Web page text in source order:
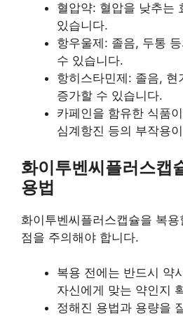
혈압약: 혈압을 낮추는
있습니다.
항우울제: 졸음, 두통
수 있습니다.
항히스타민제: 졸음, 현
증가할 수 있습니다.
카페인을 함유한 식품
심계항진 등의 부작용
화이투벤씨플러스캡
용법
화이투벤씨플러스캡슐을 복
점을 주의해야 합니다.
복용 전에는 반드시 약
자신에게 맞는 약인지
정해진 용법과 용량을